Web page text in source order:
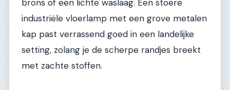
brons of een lichte waslaag. Een stoere
industriële vloerlamp met een grove metalen
kap past verrassend goed in een landelijke
setting, zolang je de scherpe randjes breekt
met zachte stoffen.